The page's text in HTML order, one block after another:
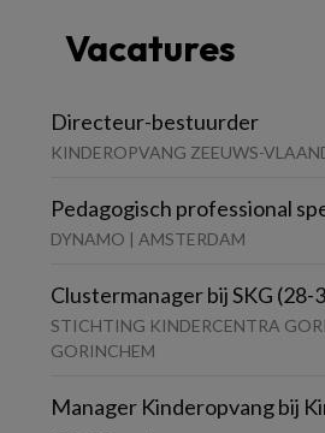
Vacatures
Directeur-bestuurder
KINDEROPVANG ZEEUWS-
Pedagogisch professional
DYNAMO | AMSTERDAM
Clustermanager bij SKG (28-
STICHTING KINDERCENTRA
GORINCHEM
Manager Kinderopvang bij